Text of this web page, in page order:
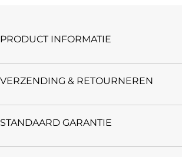
PRODUCT INFORMATIE
VERZENDING & RETOURNEREN
STANDAARD GARANTIE